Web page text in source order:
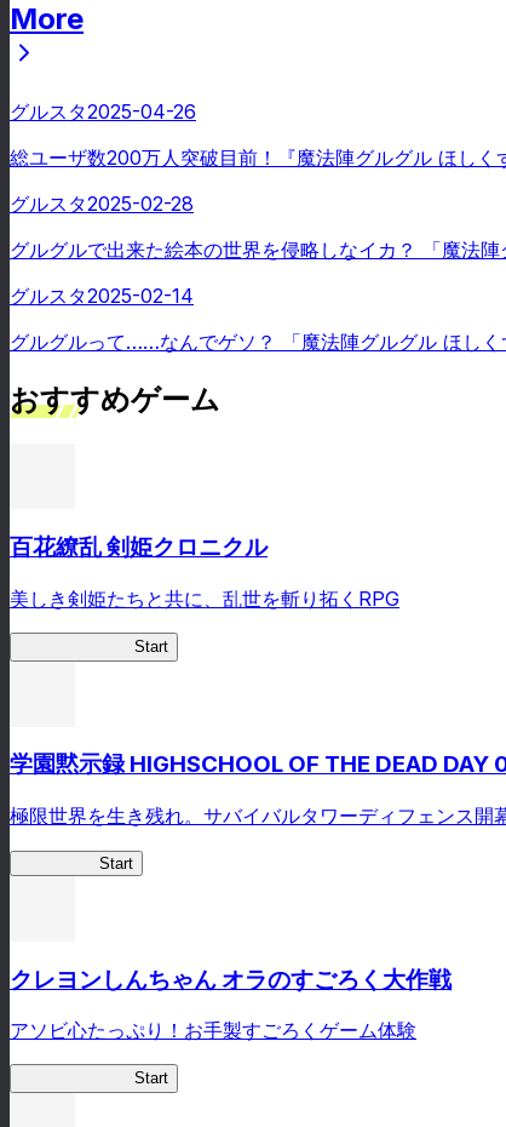
More
グルスタ2025-04-26
総ユーザ数200万人突破目前！『魔法陣グルグル ほしく
グルスタ2025-02-28
グルグルで出来た絵本の世界を侵略しなイカ？ 「魔法
グルスタ2025-02-14
グルグルって……なんでゲソ？ 「魔法陣グルグル ほしく
おすすめゲーム
百花繚乱 剣姫クロニクル
美しき剣姫たちと共に、乱世を斬り拓くRPG
Start
学園黙示録 HIGHSCHOOL OF THE DEAD DAY
極限世界を生き残れ。サバイバルタワーディフェンス開
Start
クレヨンしんちゃん オラのすごろく大作戦
アソビ心たっぷり！お手製すごろくゲーム体験
Start